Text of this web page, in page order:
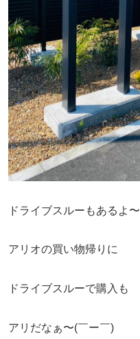
ドライブスルーもあるよ〜
アリオの買い物帰りに
ドライブスルーで購入も
アリだなぁ〜(￣ー￣)